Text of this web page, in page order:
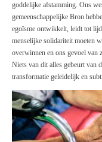
goddelijke afstamming. Ons
gemeenschappelijke Bron
egoïsme ontwikkelt, leidt tot
menselijke solidariteit moeten
overwinnen en ons gevoel van
Niets van dit alles gebeurt van
transformatie geleidelijk en